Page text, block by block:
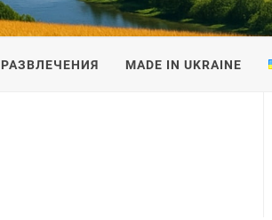
РАЗВЛЕЧЕНИЯ MADE IN UKRAINE